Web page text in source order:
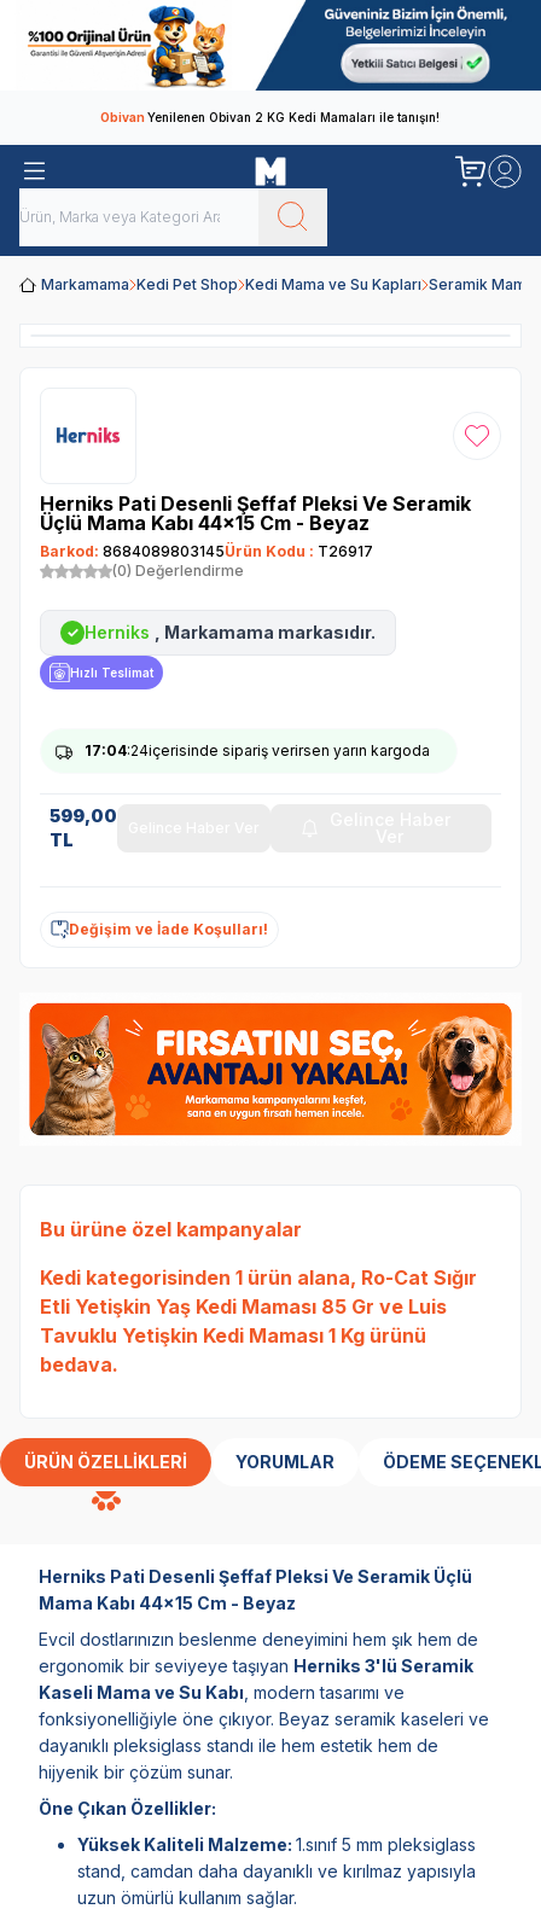
ObivanYenilenen Obivan 2 KG Kedi Mamaları ile tanışın!
Markamama Kedi Pet Shop Kedi Mama ve Su Kapları Seramik Mama
Favoriye
Herniks Pati Desenli Şeffaf Pleksi Ve Seramik
Üçlü Mama Kabı 44x15 Cm - Beyaz
Barkod: 8684089803145Ürün Kodu : T26917
(0) Değerlendirme
✓ Herniks , Markamama markasıdır.
Hızlı Teslimat
17:04:24içerisinde sipariş verirsen yarın kargoda
599,00
TL
Değişim ve İade Koşulları!
Bu ürüne özel kampanyalar
Kedi kategorisinden 1 ürün alana, Ro-Cat Sığır
Etli Yetişkin Yaş Kedi Maması 85 Gr ve Luis
Tavuklu Yetişkin Kedi Maması 1 Kg ürünü
bedava.
ÜRÜN ÖZELLIKLERI YORUMLAR ÖDEME
Herniks Pati Desenli Şeffaf Pleksi Ve Seramik Üçlü
Mama Kabı 44x15 Cm - Beyaz
Evcil dostlarınızın beslenme deneyimini hem şık hem de
ergonomik bir seviyeye taşıyan Herniks 3'lü Seramik
Kaseli Mama ve Su Kabı , modern tasarımı ve
fonksiyonelliğiyle öne çıkıyor. Beyaz seramik kaseleri ve
dayanıklı pleksiglass standı ile hem estetik hem de
hijyenik bir çözüm sunar.
Öne Çıkan Özellikler:
Yüksek Kaliteli Malzeme: 1.sınıf 5 mm pleksiglass
stand, camdan daha dayanıklı ve kırılmaz yapısıyla
uzun ömürlü kullanım sağlar.